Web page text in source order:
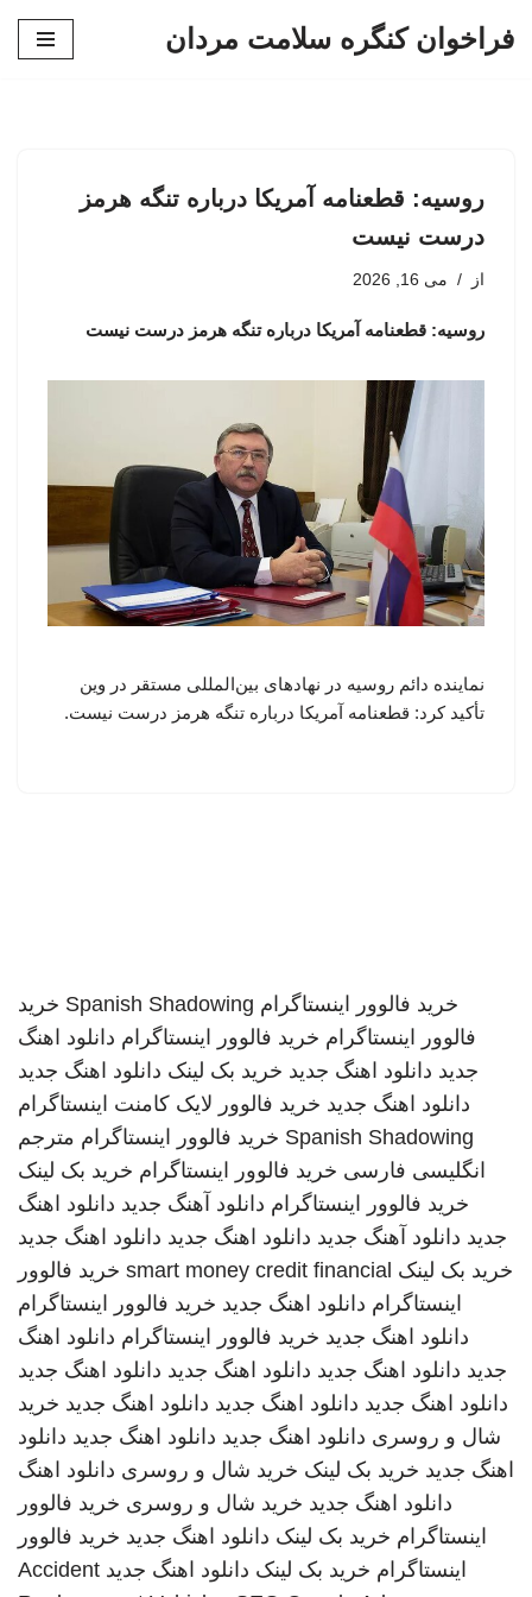
فراخوان کنگره سلامت مردان
روسیه: قطعنامه آمریکا درباره تنگه هرمز
درست نیست
از می 16, 2026
روسیه: قطعنامه آمریکا درباره تنگه هرمز درست نیست
نماینده دائم روسیه در نهادهای بین‌المللی مستقر در وین
تأکید کرد: قطعنامه آمریکا درباره تنگه هرمز درست نیست.
خرید فالوور اینستاگرام Spanish Shadowing خرید
فالوور اینستاگرام خرید فالوور اینستاگرام دانلود اهنگ
جدید دانلود اهنگ جدید خرید بک لینک دانلود اهنگ جدید
دانلود اهنگ جدید خرید فالوور لایک کامنت اینستاگرام
Spanish Shadowing خرید فالوور اینستاگرام مترجم
انگلیسی فارسی خرید فالوور اینستاگرام خرید بک لینک
خرید فالوور اینستاگرام دانلود آهنگ جدید دانلود اهنگ
جدید دانلود آهنگ جدید دانلود اهنگ جدید دانلود اهنگ جدید
خرید بک لینک smart money credit financial خرید فالوور
اینستاگرام دانلود اهنگ جدید خرید فالوور اینستاگرام
دانلود اهنگ جدید خرید فالوور اینستاگرام دانلود اهنگ
جدید دانلود اهنگ جدید دانلود اهنگ جدید دانلود اهنگ جدید
دانلود اهنگ جدید دانلود اهنگ جدید دانلود اهنگ جدید خرید
شال و روسری دانلود اهنگ جدید دانلود اهنگ جدید دانلود
اهنگ جدید خرید بک لینک خرید شال و روسری دانلود اهنگ
دانلود اهنگ جدید خرید شال و روسری خرید فالوور
اینستاگرام خرید بک لینک دانلود اهنگ جدید خرید فالوور
اینستاگرام خرید بک لینک دانلود اهنگ جدید Accident